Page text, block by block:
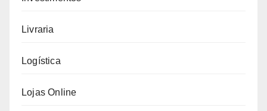
Livraria
Logística
Lojas Online